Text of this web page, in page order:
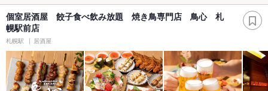
個室居酒屋 餃子食べ飲み放題 焼き鳥専門店 鳥心 札
幌駅前店
札幌駅 居酒屋